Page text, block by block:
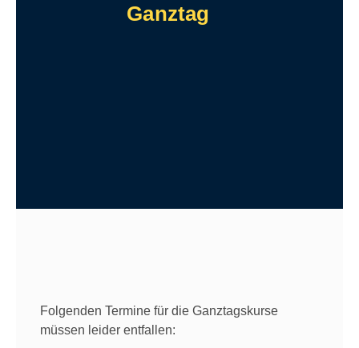
Ganztag
Folgenden Termine für die Ganztagskurse
müssen leider entfallen: